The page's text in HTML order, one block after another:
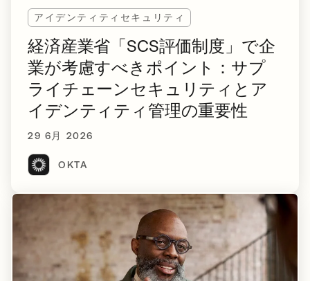
アイデンティティセキュリティ
経済産業省「SCS評価制度」で企
業が考慮すべきポイント：サプ
ライチェーンセキュリティとア
イデンティティ管理の重要性
29 6月 2026
OKTA